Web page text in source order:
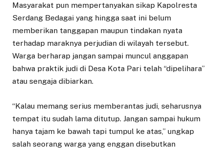
Masyarakat pun mempertanyakan sikap Kapolresta
Serdang Bedagai yang hingga saat ini belum
memberikan tanggapan maupun tindakan nyata
terhadap maraknya perjudian di wilayah tersebut.
Warga berharap jangan sampai muncul anggapan
bahwa praktik judi di Desa Kota Pari telah “dipelihara”
atau sengaja dibiarkan.
“Kalau memang serius memberantas judi, seharusnya
tempat itu sudah lama ditutup. Jangan sampai hukum
hanya tajam ke bawah tapi tumpul ke atas,” ungkap
salah seorang warga yang enggan disebutkan